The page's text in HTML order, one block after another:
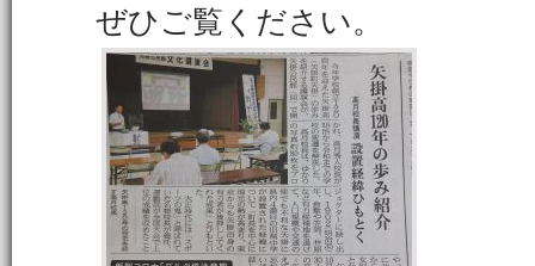
ぜひご覧ください。